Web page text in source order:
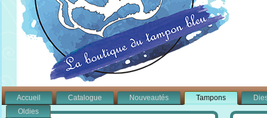
Accueil Catalogue Nouveautés Tampons
Oldies